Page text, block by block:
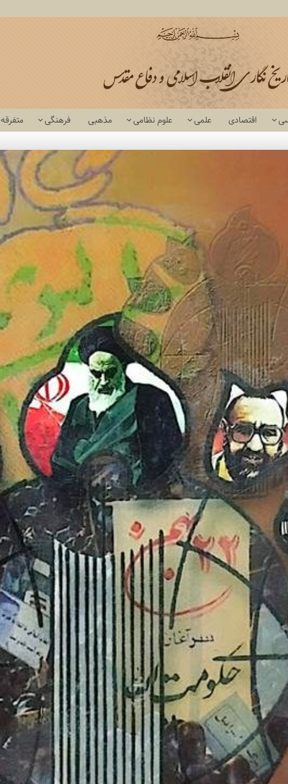
اقتصادی علمی علوم نظامی مذهبی فرهنگی متفرقه